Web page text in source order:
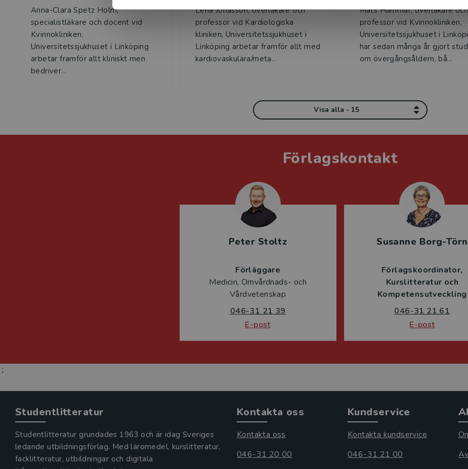
Anna-Clara Spetz Holm,
specialistläkare och docent vid
Kvinnokliniken,
Universitetssjukhuset i Linköping
arbetar framför allt kliniskt men
bedriver...
Lena Jonasson, överläkare och
professor vid Kardiologiska
kliniken, Universitetssjukhuset i
Linköping arbetar framför allt med
kardiovaskulära/meta...
Mats Hammar, överläkare och
professor vid Kvinnokliniken,
Universitetssjukhuset i
har sedan många år gjort
om övergångsåldern, bå...
Visa alla - 15
Förlagskontakt
Peter Stoltz
Förläggare
Medicin, Omvårdnads- och
Vårdvetenskap
046-31 21 39
E-post
Susanne Borg-Törn
Förlagskoordinator
Kurslitteratur och
Kompetensutveckling
046-31 21 61
E-post
;
Studentlitteratur
Studentlitteratur grundades 1963 och är idag Sveriges
ledande utbildningsförlag. Med läromedel, kurslitteratur,
facklitteratur, utbildningar och digitala
Kontakta oss
Kontakta oss
046-31 20 00
Kundservice
Kontakta kundservice
046-31 21 00